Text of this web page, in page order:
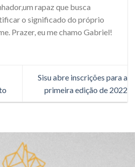
rapaz que busca
o significado do próprio
Prazer, eu me chamo Gabriel!
Sisu abre inscrições para a
primeira edição de 2022